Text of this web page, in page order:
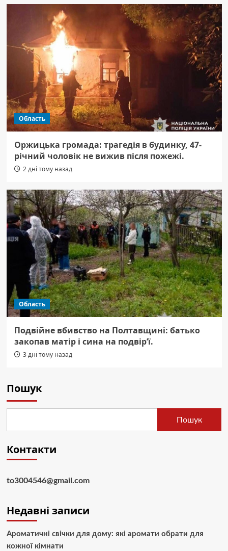
Область
Оржицька громада: трагедія в будинку, 47-
річний чоловік не вижив після пожежі.
2 дні тому назад
Область
Подвійне вбивство на Полтавщині: батько
закопав матір і сина на подвір’ї.
3 дні тому назад
Пошук
Пошук
Контакти
to3004546@gmail.com
Недавні записи
Ароматичні свічки для дому: які аромати обрати для
кожної кімнати